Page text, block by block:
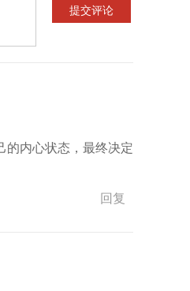
的内心状态，最终决定
回复